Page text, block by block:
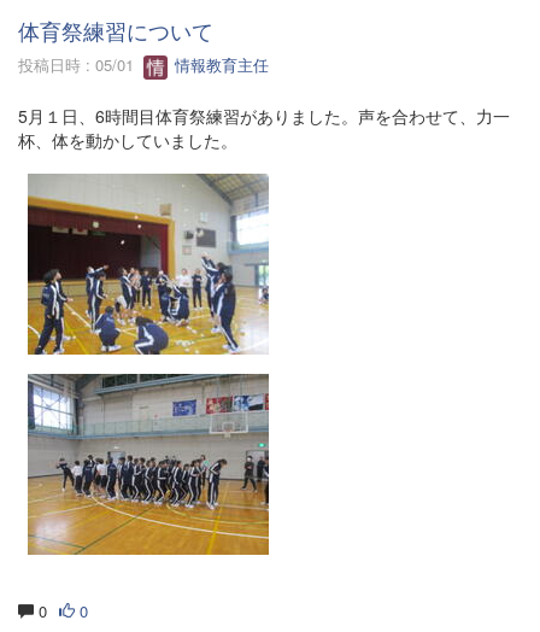
体育祭練習について
投稿日時 : 05/01 情報教育主任
5月１日、6時間目体育祭練習がありました。声を合わせて、力一
杯、体を動かしていました。
0 0